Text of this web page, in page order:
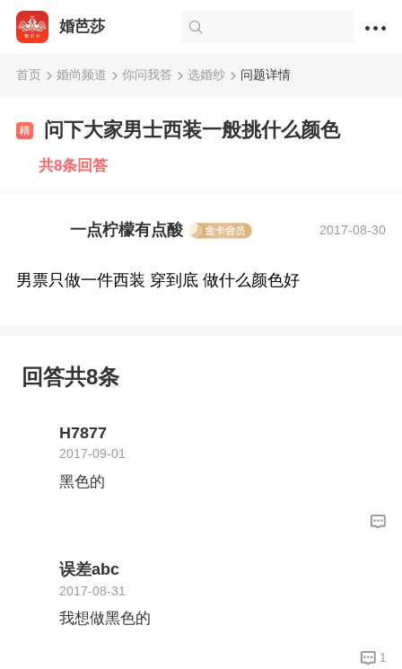
婚芭莎
首页 婚尚频道 你问我答 选婚纱 问题详情
问下大家男士西装一般挑什么颜色
共8条回答
一点柠檬有点酸 2017-08-30
男票只做一件西装 穿到底 做什么颜色好
回答共8条
H7877
2017-09-01
黑色的
误差abc
2017-08-31
我想做黑色的
1